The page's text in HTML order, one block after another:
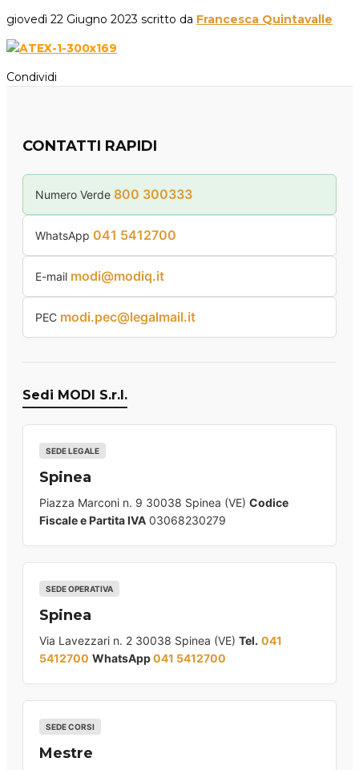
giovedì 22 Giugno 2023 scritto da Francesca Quintavalle
Condividi
CONTATTI RAPIDI
Numero Verde 800 300333
WhatsApp 041 5412700
E-mail modi@modiq.it
PEC modi.pec@legalmail.it
Sedi MODI S.r.l.
SEDE LEGALE
Spinea
Piazza Marconi n. 9 30038 Spinea (VE) Codice
Fiscale e Partita IVA 03068230279
SEDE OPERATIVA
Spinea
Via Lavezzari n. 2 30038 Spinea (VE) Tel. 041
5412700 WhatsApp041 5412700
SEDE CORSI
Mestre